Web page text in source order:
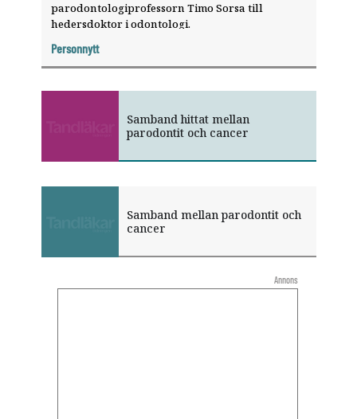
parodontologiprofessorn Timo Sorsa till
hedersdoktor i odontologi.
Personnytt
Samband hittat mellan
parodontit och cancer
Samband mellan parodontit och
cancer
Annons